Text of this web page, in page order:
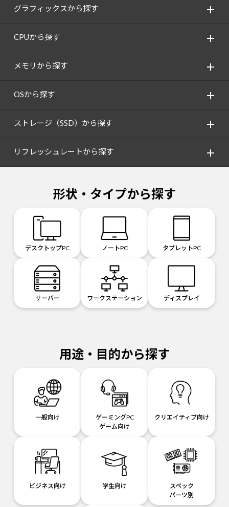
グラフィックスから探す
CPUから探す
メモリから探す
OSから探す
ストレージ（SSD）から探す
リフレッシュレートから探す
形状・タイプから探す
デスクトップPC ノートPC タブレットPC
サーバー ワークステーション ディスプレイ
用途・目的から探す
一般向け
ゲーミングPC
ゲーム向け
クリエイティブ向け
ビジネス向け 学生向け
スペック
パーツ別